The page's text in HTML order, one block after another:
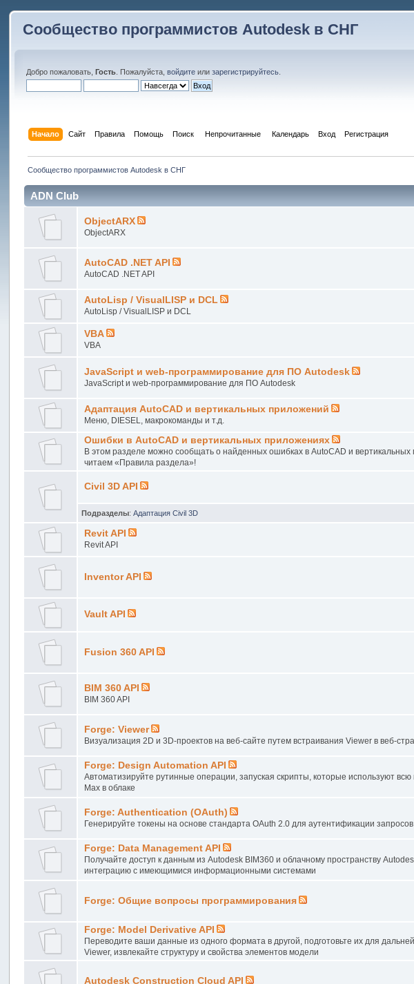
Сообщество программистов Autodesk в СНГ
Добро пожаловать,Гость . Пожалуйста,войдите илизарегистрируйтесь
Начало Сайт Правила Помощь Поиск Непрочитанные Календарь Вход Регистрация
Сообщество программистов Autodesk в СНГ
ADN Club
ObjectARX
ObjectARX
AutoCAD .NET API
AutoCAD .NET API
AutoLisp / VisualLISP и DCL
AutoLisp / VisualLISP и DCL
VBA
VBA
JavaScript и web-программирование для ПО Autodesk
JavaScript и web-программирование для ПО Autodesk
Адаптация AutoCAD и вертикальных приложений
Меню, DIESEL, макрокоманды и т.д.
Ошибки в AutoCAD и вертикальных приложениях
В этом разделе можно сообщать о найденных ошибках в AutoCAD и
читаем «Правила раздела»!
Civil 3D API
Подразделы:Адаптация Civil 3D
Revit API
Revit API
Inventor API
Vault API
Fusion 360 API
BIM 360 API
BIM 360 API
Forge: Viewer
Визуализация 2D и 3D-проектов на веб-сайте путем встраивания Viewer в веб-
Forge: Design Automation API
Автоматизируйте рутинные операции, запуская скрипты, которые используют
Max в облаке
Forge: Authentication (OAuth)
Генерируйте токены на основе стандарта OAuth 2.0 для аутентификации запросов
Forge: Data Management API
Получайте доступ к данным из Autodesk BIM360 и облачному пространству
интеграцию с имеющимися информационными системами
Forge: Общие вопросы программирования
Forge: Model Derivative API
Переводите ваши данные из одного формата в другой, подготовьте их для
Viewer, извлекайте структуру и свойства элементов модели
Autodesk Construction Cloud API